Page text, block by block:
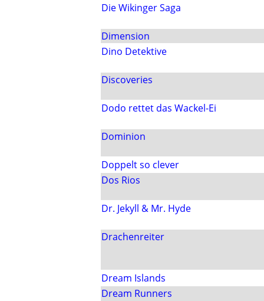
Die Wikinger Saga
Dimension
Dino Detektive
Discoveries
Dodo rettet das Wackel-Ei
Dominion
Doppelt so clever
Dos Rios
Dr. Jekyll & Mr. Hyde
Drachenreiter
Dream Islands
Dream Runners